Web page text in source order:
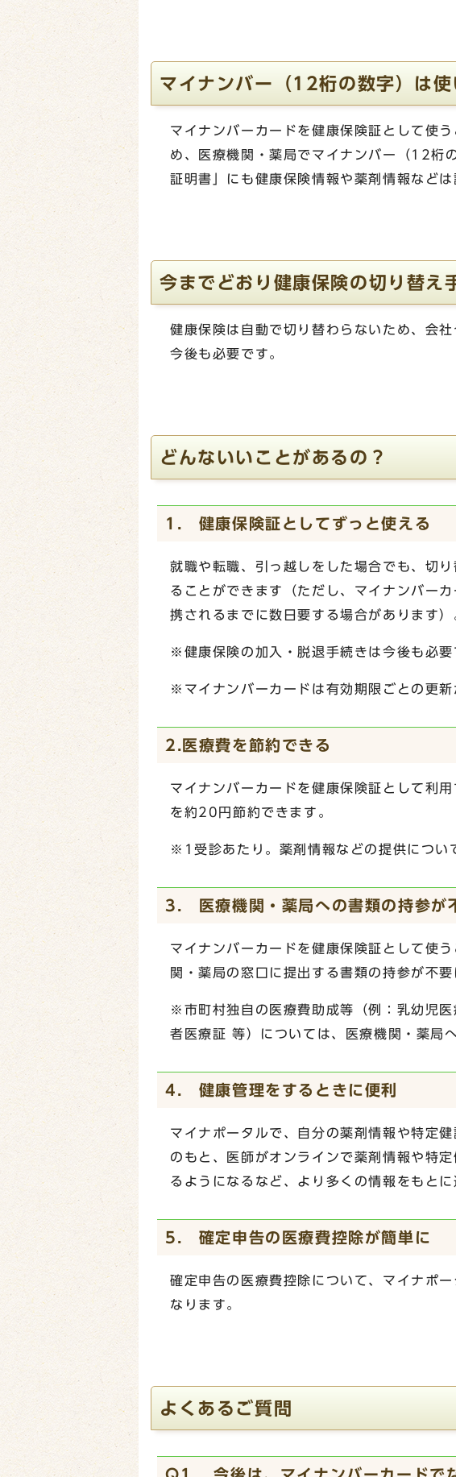
マイナンバー（12桁の数字）は使
マイナンバーカードを健康保険証として使
め、医療機関・薬局でマイナンバー（12桁
証明書」にも健康保険情報や薬剤情報などは
今までどおり健康保険の切り替え
健康保険は自動で切り替わらないため、会
今後も必要です。
どんないいことがあるの？
1. 健康保険証としてずっと使える
就職や転職、引っ越しをした場合でも、切
ることができます（ただし、マイナンバー
携されるまでに数日要する場合があります）
※健康保険の加入・脱退手続きは今後も必要
※マイナンバーカードは有効期限ごとの更新
2.医療費を節約できる
マイナンバーカードを健康保険証として利
を約20円節約できます。
※1受診あたり。薬剤情報などの提供につい
3. 医療機関・薬局への書類の持参が
マイナンバーカードを健康保険証として使
関・薬局の窓口に提出する書類の持参が不要
※市町村独自の医療費助成等（例：乳幼児
者医療証 等）については、医療機関・薬局
4. 健康管理をするときに便利
マイナポータルで、自分の薬剤情報や特定
のもと、医師がオンラインで薬剤情報や特
るようになるなど、より多くの情報をもと
5. 確定申告の医療費控除が簡単に
確定申告の医療費控除について、マイナポ
なります。
よくあるご質問